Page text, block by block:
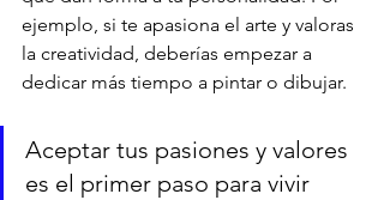
ejemplo, si te apasiona el arte y valoras
la creatividad, deberías empezar a
dedicar más tiempo a pintar o dibujar.
Aceptar tus pasiones y valores
es el primer paso para vivir